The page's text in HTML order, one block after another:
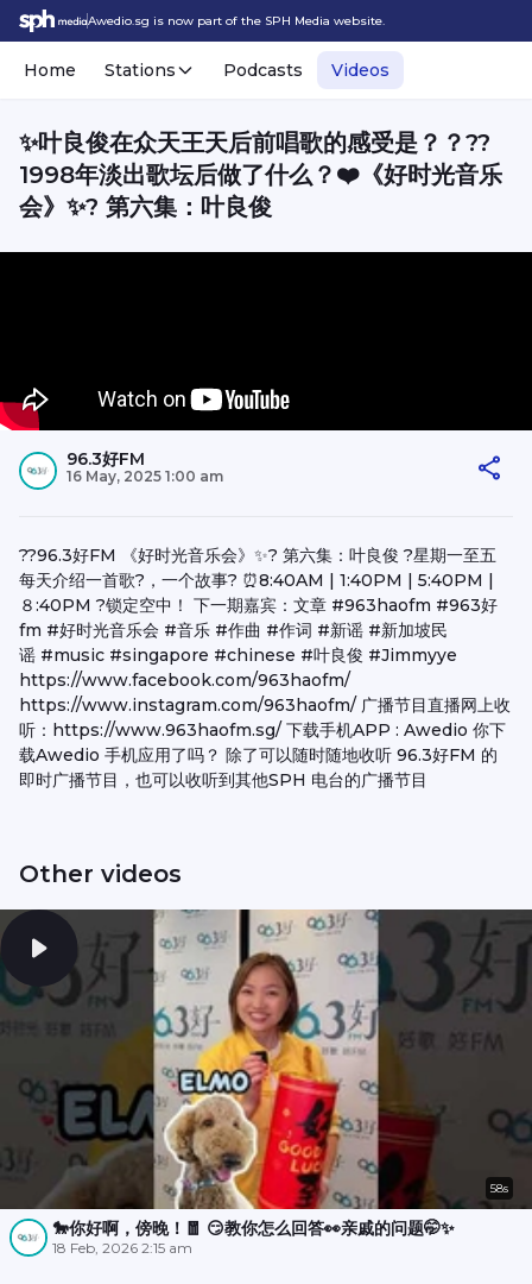
Awedio.sg is now part of the SPH Media website.
Home Stations Podcasts Videos
✨叶良俊在众天王天后前唱歌的感受是？？??
1998年淡出歌坛后做了什么？❤️《好时光音乐
会》✨? 第六集：叶良俊
96.3好FM
16 May, 2025 1:00 am
??96.3好FM 《好时光音乐会》✨? 第六集：叶良俊 ?星期一至五
每天介绍一首歌?，一个故事? ⏰8:40AM | 1:40PM | 5:40PM |
８:40PM ?锁定空中！ 下一期嘉宾：文章 #963haofm #963好
fm #好时光音乐会 #音乐 #作曲 #作词 #新谣 #新加坡民
谣 #music #singapore #chinese #叶良俊 #Jimmyye
https://www.facebook.com/963haofm/
https://www.instagram.com/963haofm/ 广播节目直播网上收
听：https://www.963haofm.sg/ 下载手机APP : Awedio 你下
载Awedio 手机应用了吗？ 除了可以随时随地收听 96.3好FM 的
即时广播节目，也可以收听到其他SPH 电台的广播节目
Other videos
58s
🐎你好啊，傍晚！🧧 😏教你怎么回答👀亲戚的问题🤭✨
18 Feb, 2026 2:15 am